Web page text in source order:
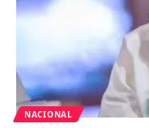
NACIONAL